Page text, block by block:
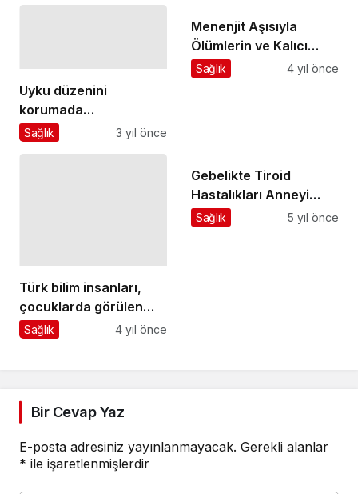
Uyku düzenini
korumada
ebeveynlerin tutumu
Sağlık 3 yıl önce
Menenjit Aşısıyla
Ölümlerin ve Kalıcı
Hasarların Önüne
Sağlık 4 yıl önce
Türk bilim insanları,
çocuklarda görülen
nadir metabolik
üretecek
Sağlık 4 yıl önce
Gebelikte Tiroid
Hastalıkları Anneyi
Olduğu Kadar Bebeği
Sağlık 5 yıl önce
Bir Cevap Yaz
E-posta adresiniz yayınlanmayacak. Gerekli alanlar
* ile işaretlenmişlerdir